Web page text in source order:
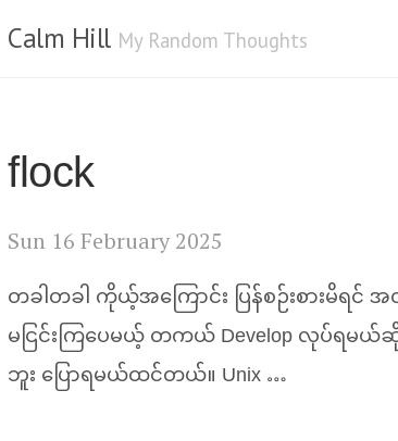
Calm Hill My Random Thoughts
flock
Sun 16 February 2025
တခါတခါ ကိုယ့်အကြောင်း ပြန်စဉ်းစားမိ
မငြင်းကြပေမယ့် တကယ် Develop လုပ်ရ
ဘူး ပြောရမယ်ထင်တယ်။ Unix …